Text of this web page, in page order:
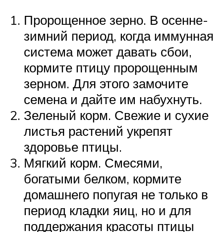
Пророщенное зерно. В осенне-
зимний период, когда иммунная
система может давать сбои,
кормите птицу пророщенным
зерном. Для этого замочите
семена и дайте им набухнуть.
Зеленый корм. Свежие и сухие
листья растений укрепят
здоровье птицы.
Мягкий корм. Смесями,
богатыми белком, кормите
домашнего попугая не только в
период кладки яиц, но и для
поддержания красоты птицы